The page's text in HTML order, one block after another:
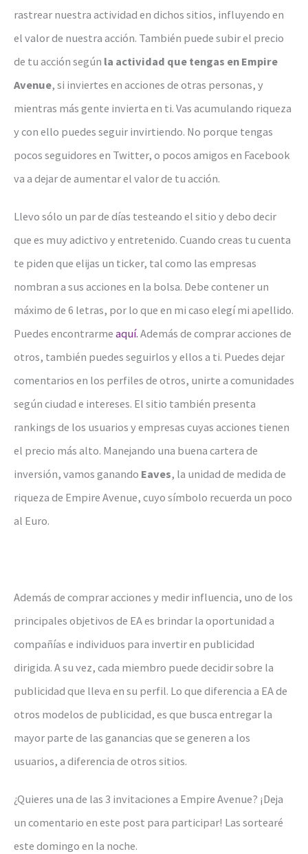
rastrear nuestra actividad en dichos sitios, influyendo en
el valor de nuestra acción. También puede subir el precio
de tu acción según la actividad que tengas en Empire
Avenue, si inviertes en acciones de otras personas, y
mientras más gente invierta en ti. Vas acumulando riqueza
y con ello puedes seguir invirtiendo. No porque tengas
pocos seguidores en Twitter, o pocos amigos en Facebook
va a dejar de aumentar el valor de tu acción.
Llevo sólo un par de días testeando el sitio y debo decir
que es muy adictivo y entretenido. Cuando creas tu cuenta
te piden que elijas un ticker, tal como las empresas
nombran a sus acciones en la bolsa. Debe contener un
máximo de 6 letras, por lo que en mi caso elegí mi apellido.
Puedes encontrarme aquí. Además de comprar acciones de
otros, también puedes seguirlos y ellos a ti. Puedes dejar
comentarios en los perfiles de otros, unirte a comunidades
según ciudad e intereses. El sitio también presenta
rankings de los usuarios y empresas cuyas acciones tienen
el precio más alto. Manejando una buena cartera de
inversión, vamos ganando Eaves, la unidad de medida de
riqueza de Empire Avenue, cuyo símbolo recuerda un poco
al Euro.
Además de comprar acciones y medir influencia, uno de los
principales objetivos de EA es brindar la oportunidad a
compañías e individuos para invertir en publicidad
dirigida. A su vez, cada miembro puede decidir sobre la
publicidad que lleva en su perfil. Lo que diferencia a EA de
otros modelos de publicidad, es que busca entregar la
mayor parte de las ganancias que se generen a los
usuarios, a diferencia de otros sitios.
¿Quieres una de las 3 invitaciones a Empire Avenue? ¡Deja
un comentario en este post para participar! Las sortearé
este domingo en la noche.